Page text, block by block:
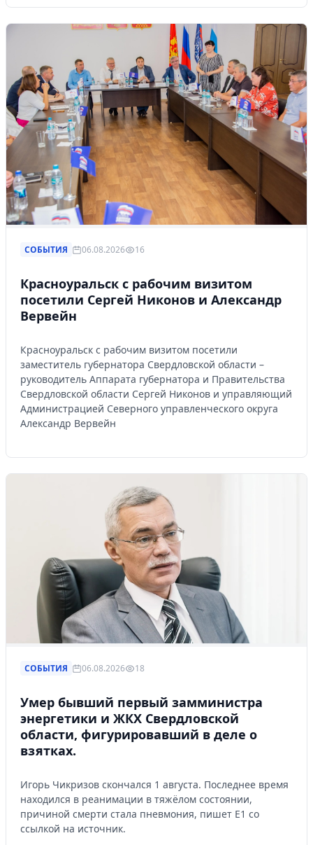
СОБЫТИЯ 06.08.2026 16
Красноуральск с рабочим визитом
посетили Сергей Никонов и Александр
Вервейн
Красноуральск с рабочим визитом посетили
заместитель губернатора Свердловской области –
руководитель Аппарата губернатора и Правительства
Свердловской области Сергей Никонов и управляющий
Администрацией Северного управленческого округа
Александр Вервейн
СОБЫТИЯ 06.08.2026 18
Умер бывший первый замминистра
энергетики и ЖКХ Свердловской
области, фигурировавший в деле о
взятках.
Игорь Чикризов скончался 1 августа. Последнее время
находился в реанимации в тяжёлом состоянии,
причиной смерти стала пневмония, пишет Е1 со
ссылкой на источник.